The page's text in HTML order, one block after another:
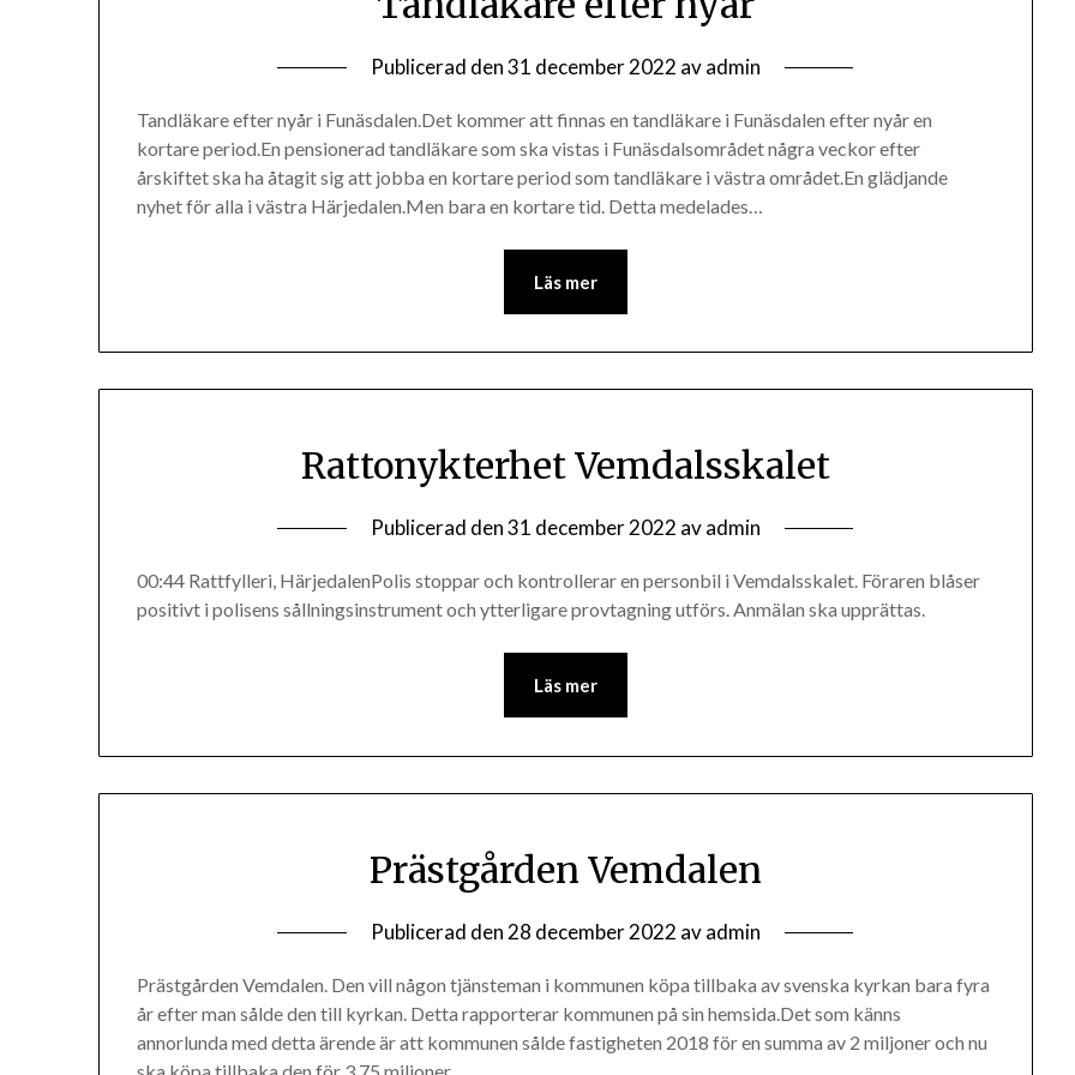
Publicerad den31 december 2022 avadmin
Tandläkare efter nyår i Funäsdalen.Det kommer att finnas en tandläkare i Funäsdalen efter nyår en
kortare period.En pensionerad tandläkare som ska vistas i Funäsdalsområdet några veckor efter
årskiftet ska ha åtagit sig att jobba en kortare period som tandläkare i västra området.En glädjande
nyhet för alla i västra Härjedalen.Men bara en kortare tid. Detta medelades…
Läs mer
Rattonykterhet Vemdalsskalet
Publicerad den31 december 2022 avadmin
00:44 Rattfylleri, HärjedalenPolis stoppar och kontrollerar en personbil i Vemdalsskalet. Föraren blåser
positivt i polisens sållningsinstrument och ytterligare provtagning utförs. Anmälan ska upprättas.
Läs mer
Prästgården Vemdalen
Publicerad den 28 december 2022 avadmin
Prästgården Vemdalen. Den vill någon tjänsteman i kommunen köpa tillbaka av svenska kyrkan bara fyra
år efter man sålde den till kyrkan. Detta rapporterar kommunen på sin hemsida.Det som känns
annorlunda med detta ärende är att kommunen sålde fastigheten 2018 för en summa av 2 miljoner och nu